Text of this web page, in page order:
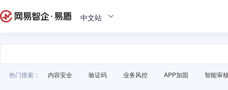
中文站
热门搜索： 内容安全 验证码 业务风控 APP加固 智能审